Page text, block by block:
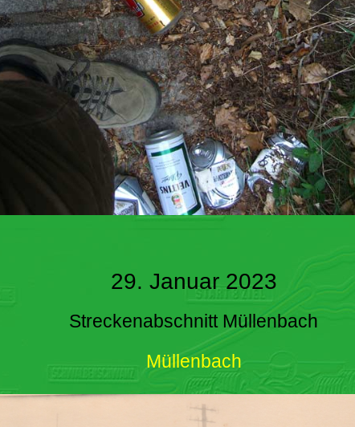
29. Januar 2023
Streckenabschnitt Müllenbach
Müllenbach